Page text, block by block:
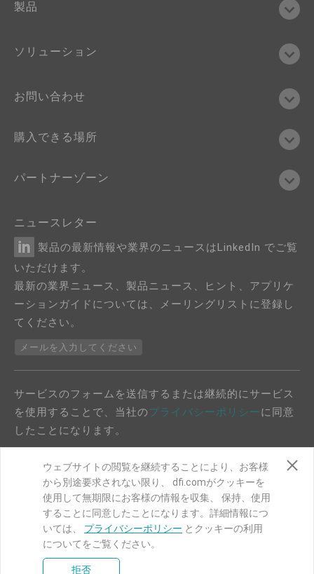
製品
ソリューション
お問い合わせ
購入できる場所
パートナーゾーン
ニュースレター
製品の最新情報や業界のニュースはLinkedIn でご覧
いただけます。
最新の業界ニュース、製品ニュース、ヒント、アプリケ
ーションガイドについては、メーリングリストに登録し
てください。
メールを入力してください
サービスのフォームを送信するまたは継続的にサービス
を使用することで、当社のプライバシーポリシーに同意
したことになります。
COPYRIGHT©DFI2024. ALL RIGHTS RESERVED.
|プライバシーポリシー
ウェブサイトの閲覧を継続することにより、お客様
から別途要求されない限り、 dfi.comがクッキーを
使用して無期限にお客様の情報を収集、 保持、使用
することに同意したことになります。詳細情報につ
いては、 プライバシーポリシー とクッキーの利用
についてをご覧ください。
拒否